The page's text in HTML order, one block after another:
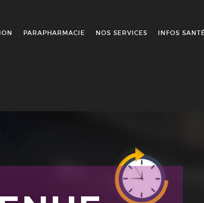
PARAPHARMACIE NOS SERVICES INFOS